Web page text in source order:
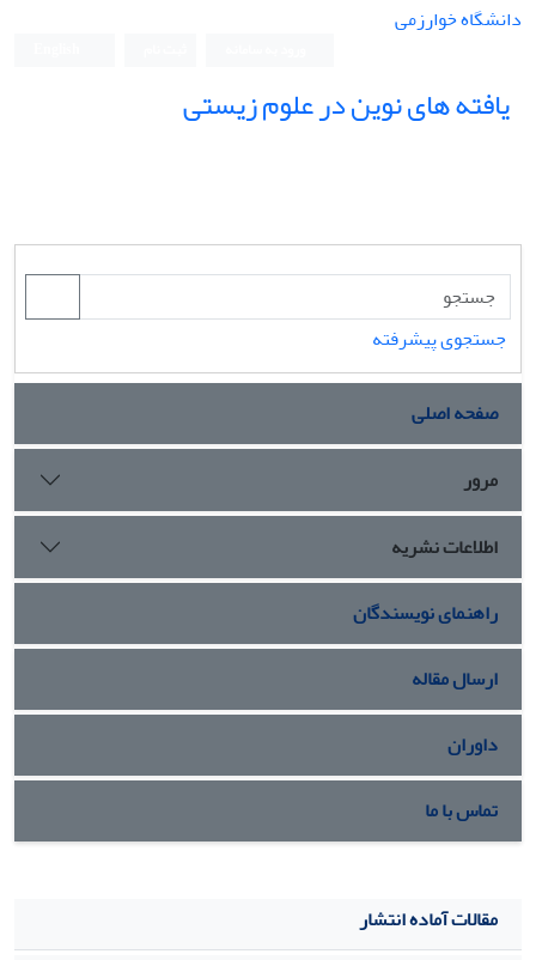
دانشگاه خوارزمی
یافته های نوین در علوم زیستی
جستجوی پیشرفته
صفحه اصلی
مرور
اطلاعات نشریه
راهنمای نویسندگان
ارسال مقاله
داوران
تماس با ما
مقالات آماده انتشار